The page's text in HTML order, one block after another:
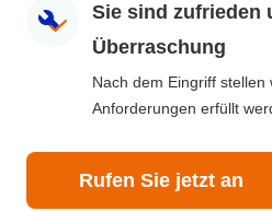
Sie sind zufrieden
Überraschung
Nach dem Eingriff
Anforderungen erfüllt
Rufen Sie jetzt an